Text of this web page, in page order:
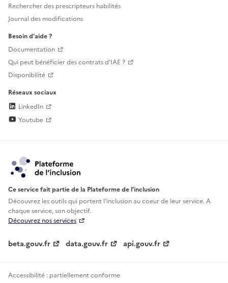
Rechercher des prescripteurs habilités
Journal des modifications
Besoin d'aide ?
Documentation
Qui peut bénéficier des contrats d'IAE ?
Disponibilité
Réseaux sociaux
LinkedIn
Youtube
Ce service fait partie de la Plateforme de l’inclusion
Découvrez les outils qui portent l'inclusion aucoeur de leur service. A
chaque service, son objectif.
Découvrez nos services
beta.gouv.fr data.gouv.fr api.gouv.fr
Accessibilité : partiellement conforme